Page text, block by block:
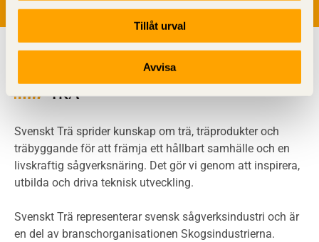
Tillåt urval
Avvisa
Brandstatistik för flervåningsträhus
Miljö
Miljödeklarationer och märkning
Termer och förkortningar
Planering
Klimatkalkylator hallar
Projektering av trähus - generellt
Svenskt Trä sprider kunskap om trä, träprodukter och
träbyggande för att främja ett hållbart samhälle och en
livskraftig sågverksnäring. Det gör vi genom att inspirera,
utbilda och driva teknisk utveckling.
Svenskt Trä representerar svensk sågverksindustri och är
en del av branschorganisationen Skogsindustrierna.